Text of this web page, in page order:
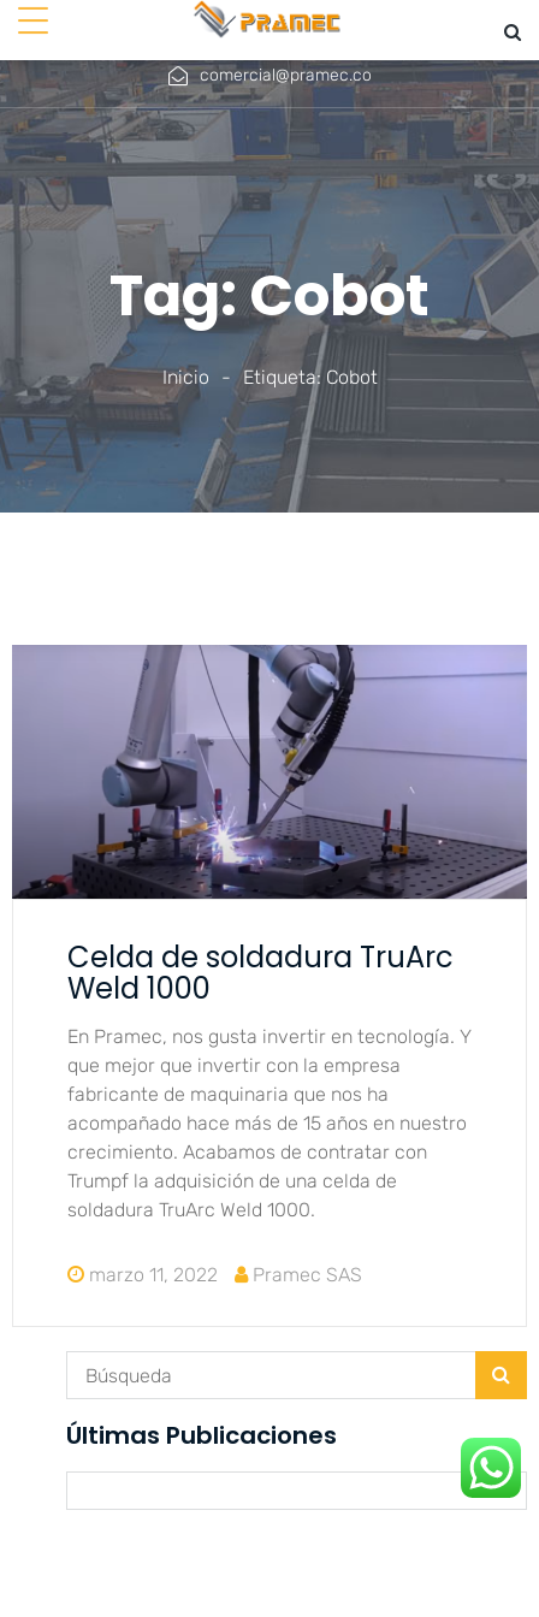
+ 571 756 4567
+57 310 779 9782
comercial@pramec.co
Tag: Cobot
Inicio - Etiqueta: Cobot
Celda de soldadura TruArc
Weld 1000
En Pramec, nos gusta invertir en tecnología. Y
que mejor que invertir con la empresa
fabricante de maquinaria que nos ha
acompañado hace más de 15 años en nuestro
crecimiento. Acabamos de contratar con
Trumpf la adquisición de una celda de
soldadura TruArc Weld 1000.
marzo 11, 2022 Pramec SAS
Últimas Publicaciones